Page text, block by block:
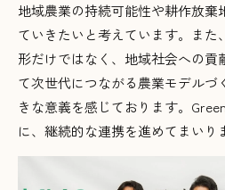
地域農業の持続可能性や耕作放棄
ていきたいと考えています。また
形だけではなく、地域社会への貢
て次世代につながる農業モデルづ
きな意義を感じております。
に、継続的な連携を進めてまいり